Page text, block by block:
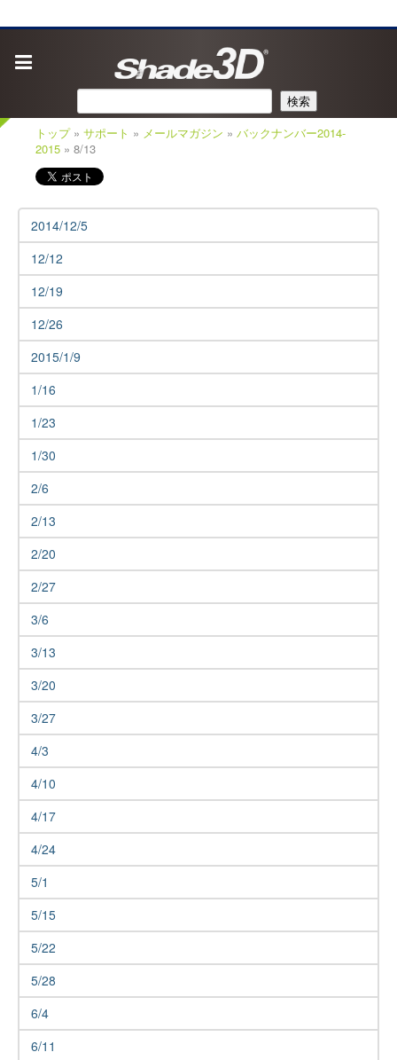
検索
トップ» サポート » メールマガジン » バックナンバー2014-
2015 » 8/13
2014/12/5
12/12
12/19
12/26
2015/1/9
1/16
1/23
1/30
2/6
2/13
2/20
2/27
3/6
3/13
3/20
3/27
4/3
4/10
4/17
4/24
5/1
5/15
5/22
5/28
6/4
6/11